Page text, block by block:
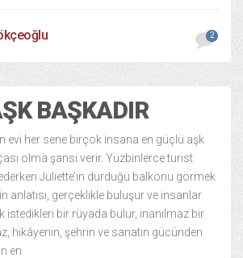
2
BAŞKADIR
evi her sene birçok insana en güçlü aşk
olma şansı verir. Yüzbinlerce turist
Juliette’in durduğu balkonu görmek
anlatısı, gerçeklikle buluşur ve insanlar
istedikleri bir rüyada bulur, inanılmaz bir
hikâyenin, şehrin ve sanatın gücünden
en